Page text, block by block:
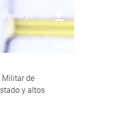
Descargar foto
Militar de
y altos